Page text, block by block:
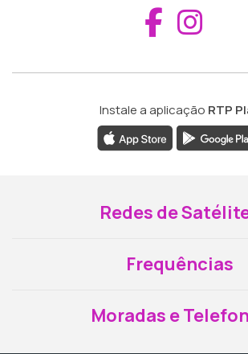
Instale a aplicação RTP
Redes de
Frequências
Moradas e